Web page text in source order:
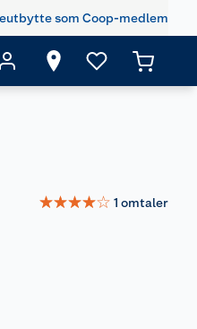
som Coop-medlem
☆☆☆☆☆ 1 omtaler